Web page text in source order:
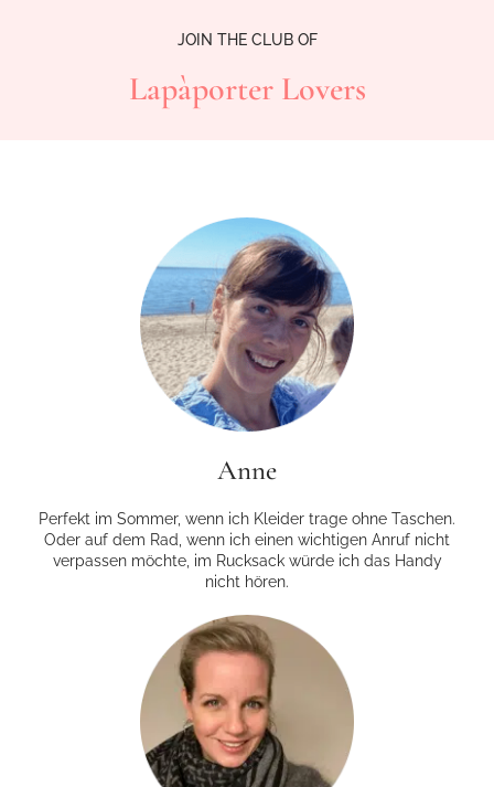
JOIN THE CLUB OF
Lapàporter Lovers
Anne
Perfekt im Sommer, wenn ich Kleider trage ohne Taschen.
Oder auf dem Rad, wenn ich einen wichtigen Anruf nicht
verpassen möchte, im Rucksack würde ich das Handy
nicht hören.